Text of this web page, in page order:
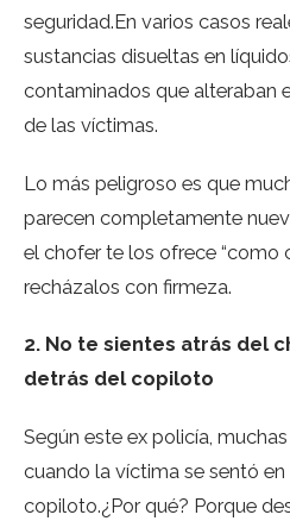
seguridad.En varios casos
sustancias disueltas en
contaminados que alteraban
de las víctimas.
Lo más peligroso es que
parecen completamente
el chofer te los ofrece “como
recházalos con firmeza.
2. No te sientes atrás del
detrás del copiloto
Según este ex policía,
cuando la víctima se sentó
copiloto.¿Por qué? Porque